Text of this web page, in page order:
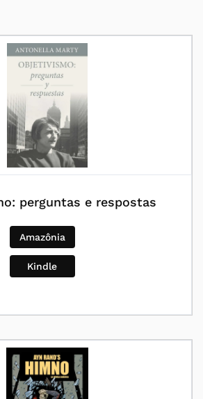
perguntas e respostas
Amazônia
Kindle